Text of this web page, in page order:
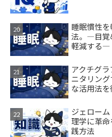
睡眠慣性
法。―目覚
軽減する―
アクチグ
ニタリン
な活用法
ジェロー
理学に革
践方法